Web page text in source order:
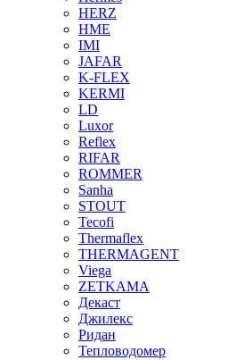
HERZ
HME
IMI
JAFAR
K-FLEX
KERMI
LD
Luxor
Reflex
RIFAR
ROMMER
Sanha
STOUT
Tecofi
Thermaflex
THERMAGENT
Viega
ZETKAMA
Декаст
Джилекс
Ридан
Тепловодомер